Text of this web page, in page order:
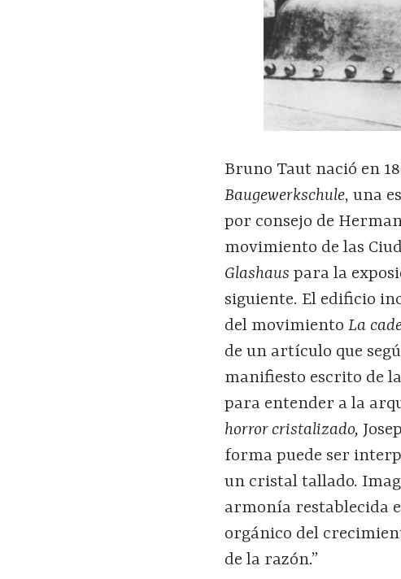
Bruno Taut nació en
Baugewerkschule, una
por consejo de
movimiento de las
Glashauspara la
siguiente. El edificio
del movimientoLa
de un artículo que
manifiesto escrito de
para entender a la
horror cristalizado,
forma puede ser
un cristal tallado.
armonía restablecida
orgánico del
de la razón.”